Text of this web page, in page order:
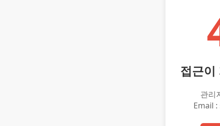
접근이
관리
Email